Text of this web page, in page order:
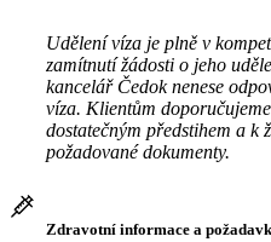
Udělení víza je plně v
zamítnutí žádosti o jeho
kancelář Čedok nenese
víza. Klientům
dostatečným předstihem a k
požadované dokumenty.
Zdravotní informace a